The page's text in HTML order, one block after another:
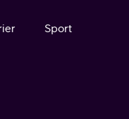
Sport